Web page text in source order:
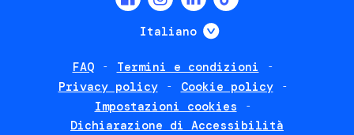
Italiano Mostra ulteriori
FAQ
Termini e condizioni
Privacy policy
Cookie policy
Impostazioni cookies
Dichiarazione di Accessibilità